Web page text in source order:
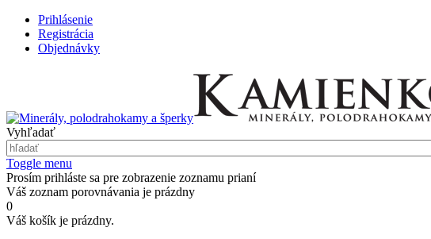
Prihlásenie
Registrácia
Objednávky
Vyhľadať
Toggle menu
Prosím prihláste sa pre zobrazenie zoznamu prianí
Váš zoznam porovnávania je prázdny
0
Váš košík je prázdny.